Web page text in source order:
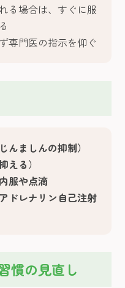
る場合は、すぐに服
専門医の指示を仰ぐ
んましんの抑制）
える）
服や点滴
ドレナリン自己注射
慣の見直し